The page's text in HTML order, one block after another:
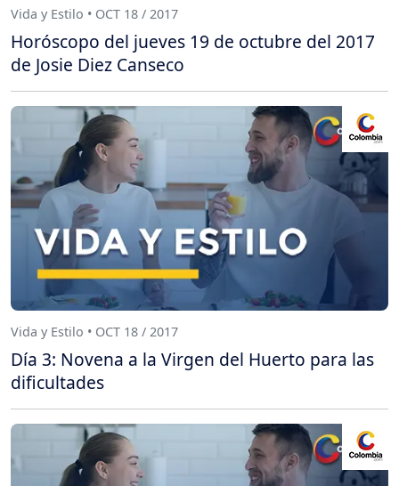
Vida y Estilo • OCT 18 / 2017
Horóscopo del jueves 19 de octubre del 2017
de Josie Diez Canseco
Vida y Estilo • OCT 18 / 2017
Día 3: Novena a la Virgen del Huerto para las
dificultades